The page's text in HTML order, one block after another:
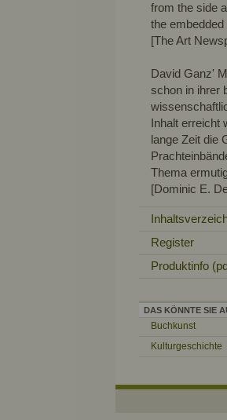
from the side
the
[The Art
David Ganz'
schon in ihrer
Inhalt erreicht
lange Zeit die
Thema
[Dominic E.
Register
Produktinfo
DAS KÖNNTE SIE
Buchkunst
Kulturgeschichte